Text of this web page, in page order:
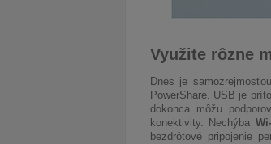
Využite rôzne
Dnes je
PowerShare. USB je
dokonca môžu
konektivity. Nechýba
bezdrôtové pripojenie